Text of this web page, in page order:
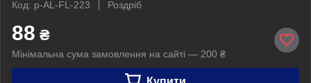
Код: p-AL-FL-223
Роздріб
88 ₴
Мінімальна сума замовлення на сайті — 200 ₴